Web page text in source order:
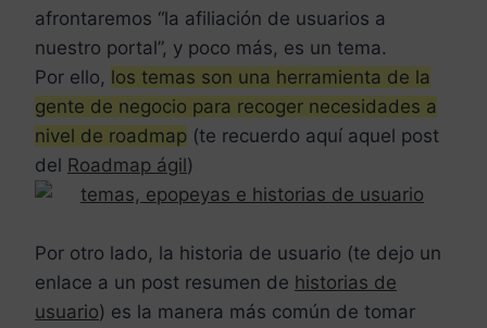
afrontaremos “la afiliación de usuarios a
nuestro portal”, y poco más, es un tema.
Por ello, los temas son una herramienta de la
gente de negocio para recoger necesidades a
nivel de roadmap (te recuerdo aquí aquel post
del Roadmap ágil)
Por otro lado, la historia de usuario (te dejo un
enlace a un post resumen de historias de
usuario) es la manera más común de tomar